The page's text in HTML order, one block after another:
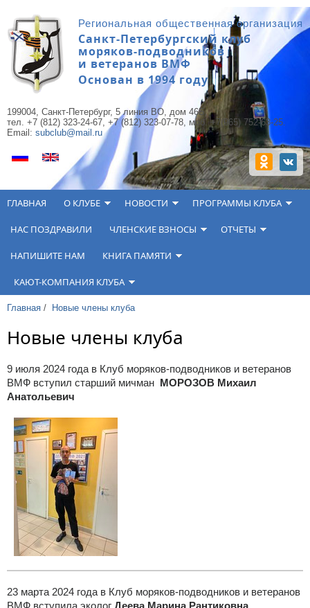
Региональная общественная организация
Санкт-Петербургский клуб
моряков-подводников
и ветеранов ВМФ
Основан в 1994 году
199004, Санкт-Петербург, 5 линия ВО, дом 46Б,
тел. +7 (812) 323-24-67, +7 (812) 323-07-78, моб. +7(965) 752-63-25.
Email: subclub@mail.ru
ГЛАВНАЯ О КЛУБЕ НОВОСТИ ПРОГРАММЫ КЛУБА
НАС ПОЗДРАВИЛИ ЧЛЕНСКИЕ ВЗНОСЫ ОТЧЕТЫ
НАПИШИТЕ НАМ КНИГА ПАМЯТИ
КАЮТ-КОМПАНИЯ КЛУБА
Главная / Новые члены клуба
Новые члены клуба
9 июля 2024 года в Клуб моряков-подводников и ветеранов
ВМФ вступил старший мичман МОРОЗОВ Михаил
Анатольевич
23 марта 2024 года в Клуб моряков-подводников и ветеранов
ВМФ вступила эколог Деева Марина Рантиковна